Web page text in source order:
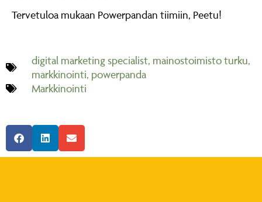
Tervetuloa mukaan Powerpandan tiimiin, Peetu!
digital marketing specialist, mainostoimisto turku,
markkinointi, powerpanda
Markkinointi